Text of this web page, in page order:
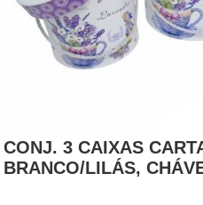
CONJ. 3 CAIXAS
BRANCO/LILÁS,